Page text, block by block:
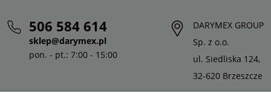
506 584 614
sklep@darymex.pl
pon. - pt.: 7:00 - 15:00
DARYMEX GROUP
Sp. z o.o.
ul. Siedliska 124,
32-620 Brzeszcze